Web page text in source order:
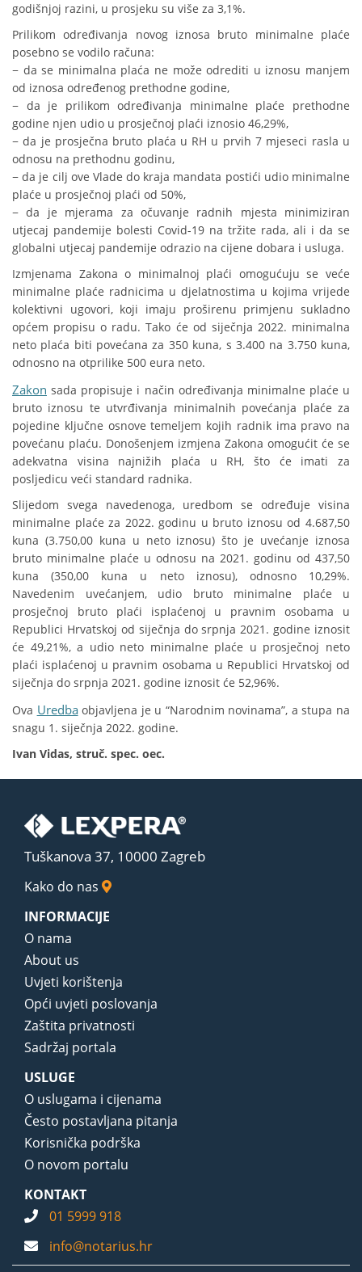
godišnjoj razini, u prosjeku su više za 3,1%.
Prilikom određivanja novog iznosa bruto minimalne plaće
posebno se vodilo računa:
− da se minimalna plaća ne može odrediti u iznosu manjem
od iznosa određenog prethodne godine,
− da je prilikom određivanja minimalne plaće prethodne
godine njen udio u prosječnoj plaći iznosio 46,29%,
− da je prosječna bruto plaća u RH u prvih 7 mjeseci rasla u
odnosu na prethodnu godinu,
− da je cilj ove Vlade do kraja mandata postići udio minimalne
plaće u prosječnoj plaći od 50%,
− da je mjerama za očuvanje radnih mjesta minimiziran
utjecaj pandemije bolesti Covid-19 na tržite rada, ali i da se
globalni utjecaj pandemije odrazio na cijene dobara i usluga.
Izmjenama Zakona o minimalnoj plaći omogućuju se veće
minimalne plaće radnicima u djelatnostima u kojima vrijede
kolektivni ugovori, koji imaju proširenu primjenu sukladno
općem propisu o radu. Tako će od siječnja 2022. minimalna
neto plaća biti povećana za 350 kuna, s 3.400 na 3.750 kuna,
odnosno na otprilike 500 eura neto.
Zakon sada propisuje i način određivanja minimalne plaće u
bruto iznosu te utvrđivanja minimalnih povećanja plaće za
pojedine ključne osnove temeljem kojih radnik ima pravo na
povećanu plaću. Donošenjem izmjena Zakona omogućit će se
adekvatna visina najnižih plaća u RH, što će imati za
posljedicu veći standard radnika.
Slijedom svega navedenoga, uredbom se određuje visina
minimalne plaće za 2022. godinu u bruto iznosu od 4.687,50
kuna (3.750,00 kuna u neto iznosu) što je uvećanje iznosa
bruto minimalne plaće u odnosu na 2021. godinu od 437,50
kuna (350,00 kuna u neto iznosu), odnosno 10,29%.
Navedenim uvećanjem, udio bruto minimalne plaće u
prosječnoj bruto plaći isplaćenoj u pravnim osobama u
Republici Hrvatskoj od siječnja do srpnja 2021. godine iznosit
će 49,21%, a udio neto minimalne plaće u prosječnoj neto
plaći isplaćenoj u pravnim osobama u Republici Hrvatskoj od
siječnja do srpnja 2021. godine iznosit će 52,96%.
Ova Uredbaobjavljena je u “Narodnim novinama”, a stupa na
snagu 1. siječnja 2022. godine.
Ivan Vidas, struč. spec. oec.
Tuškanova 37, 10000 Zagreb
Kako do nas
INFORMACIJE
O nama
About us
Uvjeti korištenja
Opći uvjeti poslovanja
Zaštita privatnosti
Sadržaj portala
USLUGE
O uslugama i cijenama
Često postavljana pitanja
Korisnička podrška
O novom portalu
KONTAKT
01 5999 918
info@notarius.hr